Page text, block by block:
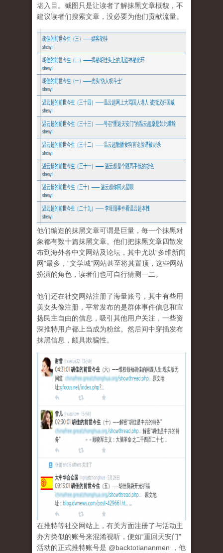
堪入目。截图只是让读者了解抹黑文章概貌，不
建议读者们搜索文章，没必要为他们贡献流量。
他们编造的抹黑文章可谓是巨量，每一个抹黑对
象都有数十篇抹黑文章。他们把抹黑文章四散发
布到海外各中文网站及论坛，其中尤以“多维新闻
网”最多，“文学城”网站甚至将其置顶，这些网站
扮演的角色，读者们也可自行猜测一二。
他们还在社交网站注册了海量账号，其中有些用
美女头像注册，平常发布的是群体事件信息和宣
扬民主自由的信息，吸引其他用户关注，一些资
深推特用户都上当成为粉丝。然后间中穿插发布
抹黑信息，颇具欺骗性。
在推特等社交网站上，有关方面注册了与活动主
办方类似的账号来混淆视听，便如“重回天安门”
活动的正式推特账号是 @backtotiananmen ，他